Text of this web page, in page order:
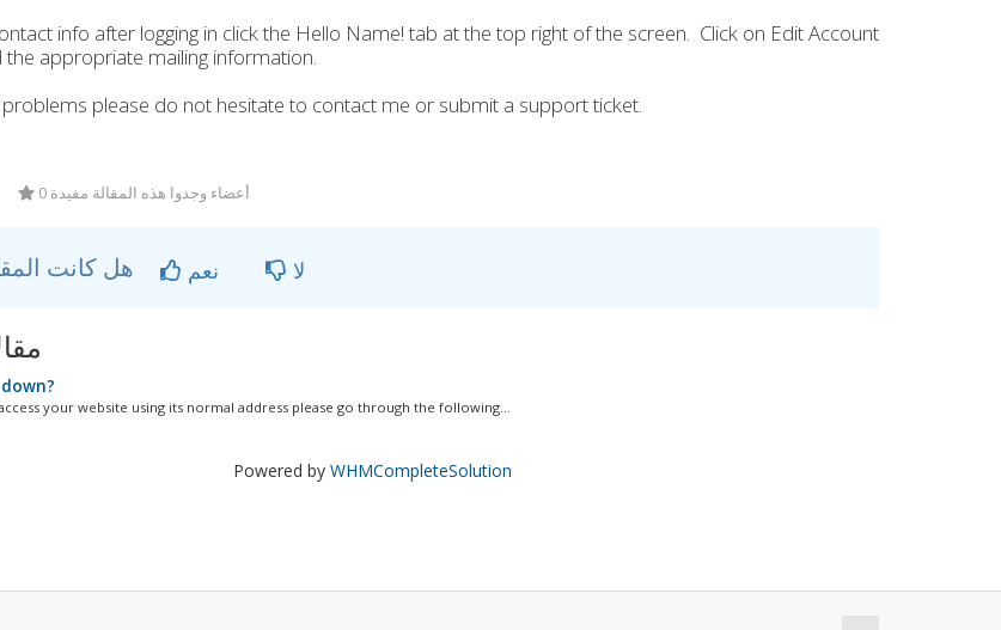
info after logging in click the Hello Name! tab at the top right of the screen. Click on Edit Account
the appropriate mailing information.
please do not hesitate to contact me or submit a support ticket.
0 أعضاء وجدوا هذه المقالة مفيدة
نعم لا
your website using its normal address please go through the following...
Powered by WHMCompleteSolution